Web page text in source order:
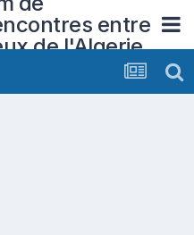
entre
de l'Algerie